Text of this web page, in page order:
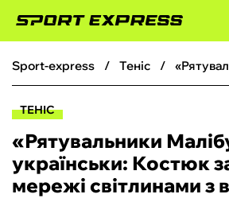
ФУТБОЛ
БОКС
sport-express теніс
ТЕНІС
«Рятувальники
українськи: Костюк
мережі світлинами з